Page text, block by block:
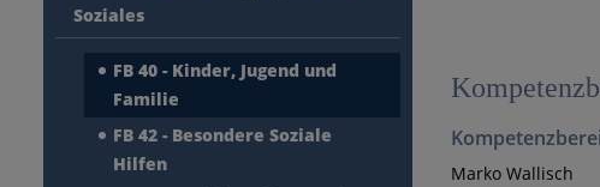
Soziales
FB 40 - Kinder, Jugend und
Familie
FB 42 - Besondere Soziale
Hilfen
Marko Wallisch